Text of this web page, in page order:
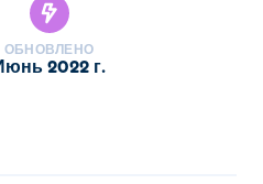
ОБНОВЛЕНО
июнь 2022 г.